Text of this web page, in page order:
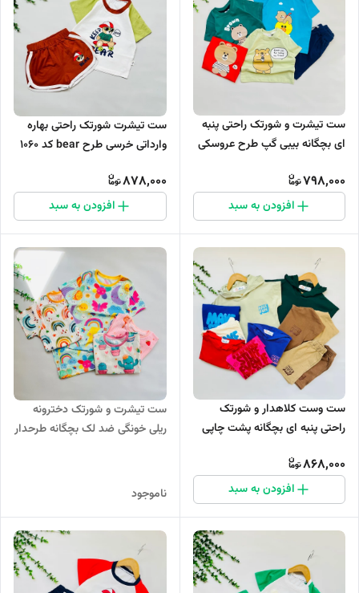
ست تیشرت و شورتک راحتی پنبه
ای بچگانه بیبی گپ طرح عروسکی
798,000
افزودن به سبد
ست تیشرت شورتک راحتی بهاره
وارداتی خرسی طرح bear کد 1060
878,000
افزودن به سبد
ست وست کلاهدار و شورتک
راحتی پنبه ای بچگانه پشت چاپی
868,000
افزودن به سبد
ست تیشرت و شورتک دخترونه
ریلی خونگی ضد لک بچگانه طرحدار
ناموجود